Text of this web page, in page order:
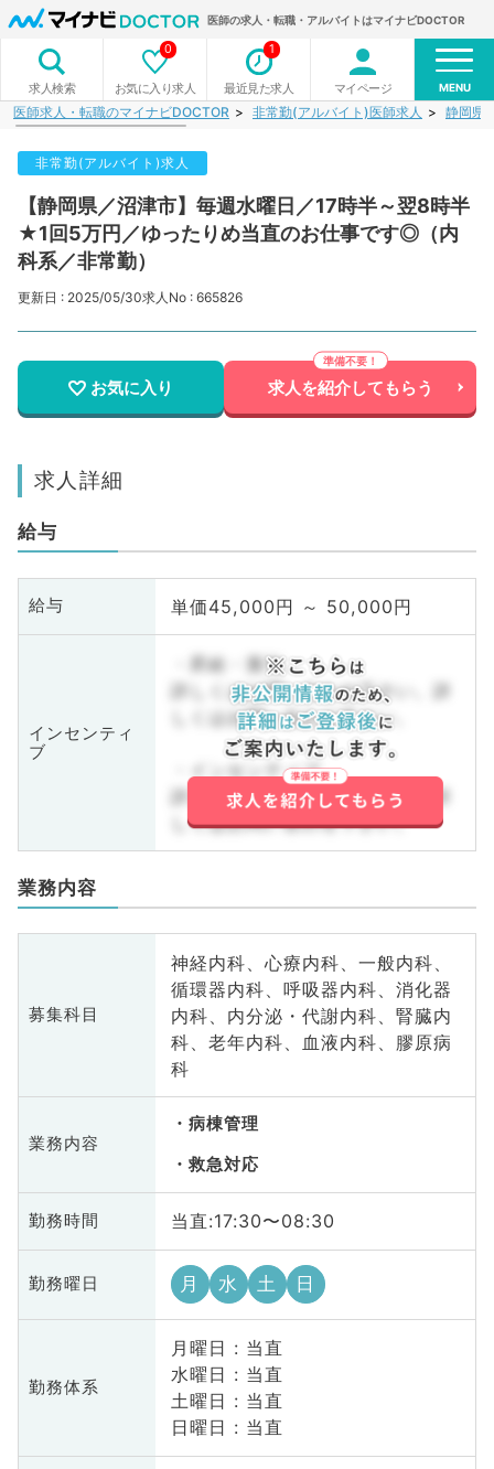
医師の求人・転職・アルバイトはマイナビDOCTOR
求人検索 お気に入り求人
0
最近見た求人
1
マイページ MENU
医師求人・転職のマイナビDOCTOR 非常勤(アルバイト)医師求人 静岡県
非常勤(アルバイト)求人
【静岡県／沼津市】毎週水曜日／17時半～翌8時半
★1回5万円／ゆったりめ当直のお仕事です◎（内
科系／非常勤）
更新日 : 2025/05/30求人No : 665826
お気に入り 求人を紹介してもらう
求人詳細
給与
給与 単価45,000円 ～ 50,000円
インセンティ
ブ
・昇給・賞与
詳しくはお問い合わせ下さい。詳
しくはお問い合わせ下さい。
・インセンティブ
詳しくはお問い合わせ下さい。詳
しくはお問い合わせ下さい。
業務内容
募集科目
神経内科、心療内科、一般内科、
循環器内科、呼吸器内科、消化器
内科、内分泌・代謝内科、腎臓内
科、老年内科、血液内科、膠原病
科
業務内容
病棟管理
救急対応
勤務時間 当直:17:30〜08:30
勤務曜日 月 水 土 日
勤務体系
月曜日 : 当直
水曜日 : 当直
土曜日 : 当直
日曜日 : 当直